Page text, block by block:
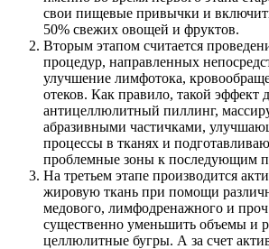
свои пищевые привычки и
50% свежих овощей и фруктов.
Вторым этапом считается
процедур, направленных
улучшение лимфотока,
отеков. Как правило, такой эффект
антицеллюлитный пиллинг,
абразивными частичками,
процессы в тканях и
проблемные зоны к последующим
На третьем этапе производится
жировую ткань при помощи
медового, лимфодренажного и
существенно уменьшить объемы и
целлюлитные бугры. А за счет